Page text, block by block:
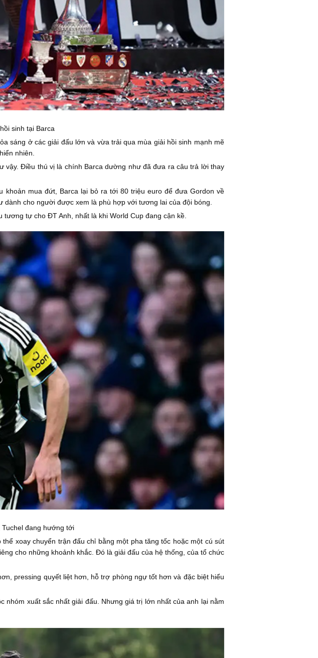
sinh tại Barca
sáng ở các giải đấu lớn và vừa trải qua mùa giải hồi sinh mạnh mẽ
nhiên.
vậy. Điều thú vị là chính Barca dường như đã đưa ra câu trả lời thay
khoản mua đứt, Barca lại bỏ ra tới 80 triệu euro để đưa Gordon về
cho người được xem là phù hợp với tương lai của đội bóng.
tự cho ĐT Anh, nhất là khi World Cup đang cận kề.
đang hướng tới
xoay chuyển trận đấu chỉ bằng một pha tăng tốc hoặc một cú sút
cho những khoảnh khắc. Đó là giải đấu của hệ thống, của tổ chức
pressing quyết liệt hơn, hỗ trợ phòng ngự tốt hơn và đặc biệt hiểu
xuất sắc nhất giải đấu. Nhưng giá trị lớn nhất của anh lại nằm